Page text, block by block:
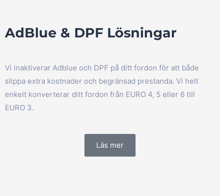
AdBlue & DPF Lösningar
Vi inaktiverar Adblue och DPF på ditt fordon för att både
slippa extra kostnader och begränsad prestanda. Vi helt
enkelt konverterar ditt fordon från EURO 4, 5 eller 6 till
EURO 3.
Läs mer